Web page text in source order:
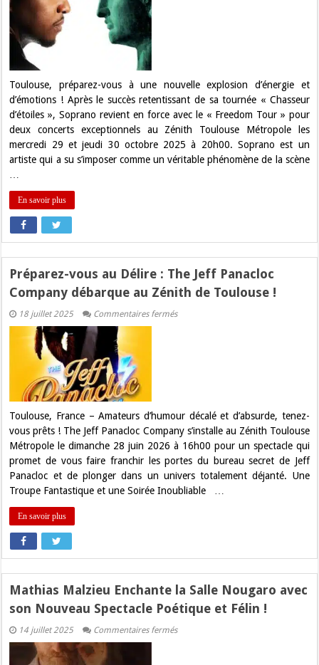
pour
Deux
Soirs
au
Zénith
!
Toulouse, préparez-vous à une nouvelle explosion d’énergie et
d’émotions ! Après le succès retentissant de sa tournée « Chasseur
d’étoiles », Soprano revient en force avec le « Freedom Tour » pour
deux concerts exceptionnels au Zénith Toulouse Métropole les
mercredi 29 et jeudi 30 octobre 2025 à 20h00. Soprano est un
artiste qui a su s’imposer comme un véritable phénomène de la scène
En savoir plus
Préparez-vous au Délire : The Jeff Panacloc
Company débarque au Zénith de Toulouse !
18 juillet 2025 Commentaires ferméssur
débarque
au
Zénith
de
Toulouse
!
Toulouse, France – Amateurs d’humour décalé et d’absurde, tenez-
vous prêts ! The Jeff Panacloc Company s’installe au Zénith Toulouse
Métropole le dimanche 28 juin 2026 à 16h00 pour un spectacle qui
promet de vous faire franchir les portes du bureau secret de Jeff
Panacloc et de plonger dans un univers totalement déjanté. Une
Troupe Fantastique et une Soirée Inoubliable …
En savoir plus
Mathias Malzieu Enchante la Salle Nougaro avec
son Nouveau Spectacle Poétique et Félin !
14 juillet 2025 Commentaires ferméssur